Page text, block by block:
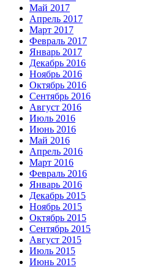
Май 2017
Апрель 2017
Март 2017
Февраль 2017
Январь 2017
Декабрь 2016
Ноябрь 2016
Октябрь 2016
Сентябрь 2016
Август 2016
Июль 2016
Июнь 2016
Май 2016
Апрель 2016
Март 2016
Февраль 2016
Январь 2016
Декабрь 2015
Ноябрь 2015
Октябрь 2015
Сентябрь 2015
Август 2015
Июль 2015
Июнь 2015